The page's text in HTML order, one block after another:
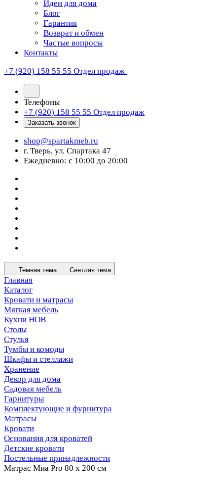
Идеи для дома
Блог
Гарантия
Возврат и обмен
Частые вопросы
Контакты
+7 (920) 158 55 55 Отдел продаж
Телефоны
+7 (920) 158 55 55 Отдел продаж
Заказать звонок
shop@spartakmeb.ru
г. Тверь, ул. Спартака 47
Ежедневно: с 10:00 до 20:00
Темная тема Светлая тема
Главная
Каталог
Кровати и матрасы
Мягкая мебель
Кухни НОВ
Столы
Стулья
Тумбы и комоды
Шкафы и стеллажи
Хранение
Декор для дома
Садовая мебель
Гарнитуры
Комплектующие и фурнитура
Матрасы
Кровати
Основания для кроватей
Детские кровати
Постельные принадлежности
Матрас Миа Pro 80 х 200 см